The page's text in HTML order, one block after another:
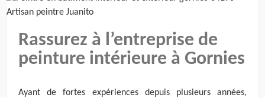
Rassurez à l’entreprise de
peinture intérieure à Gornies
Ayant de fortes expériences depuis plusieurs années,